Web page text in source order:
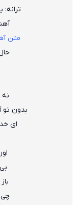
ترانه:
متن
نه
بدون
ای
چی